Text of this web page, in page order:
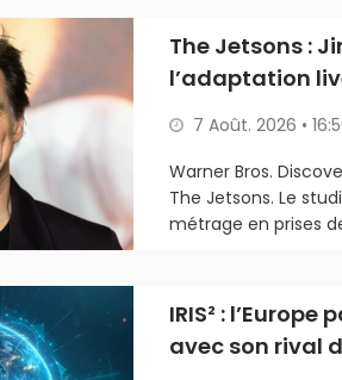
The Jetsons :
l’adaptation
culte7 Août. 2026 •
Warner Bros.
The Jetsons. Le
métrage en prises
IRIS² :
avec son rival